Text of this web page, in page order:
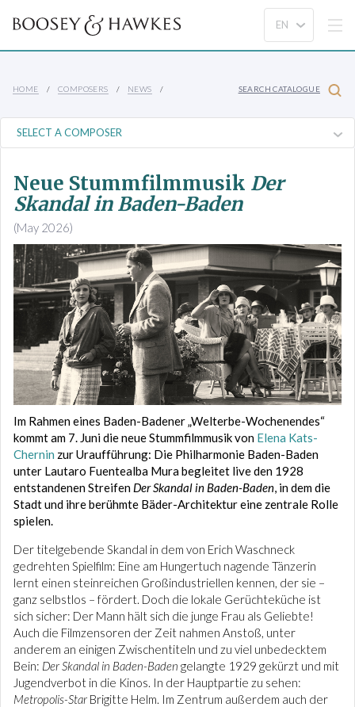
HOME COMPOSERS NEWS SEARCH CATALOGUE
Neue Stummfilmmusik Der
Skandal in Baden-Baden
(May 2026)
Im Rahmen eines Baden-Badener „Welterbe-Wochenendes“
kommt am 7. Juni die neue Stummfilmmusik von Elena Kats-
Chernin zur Uraufführung: Die Philharmonie Baden-Baden
unter Lautaro Fuentealba Mura begleitet live den 1928
entstandenen Streifen Der Skandal in Baden-Baden, in dem die
Stadt und ihre berühmte Bäder-Architektur eine zentrale Rolle
spielen.
Der titelgebende Skandal in dem von Erich Waschneck
gedrehten Spielfilm: Eine am Hungertuch nagende Tänzerin
lernt einen steinreichen Großindustriellen kennen, der sie –
ganz selbstlos – fördert. Doch die lokale Gerüchteküche ist
sich sicher: Der Mann hält sich die junge Frau als Geliebte!
Auch die Filmzensoren der Zeit nahmen Anstoß, unter
anderem an einigen Zwischentiteln und zu viel unbedecktem
Bein: Der Skandal in Baden-Baden gelangte 1929 gekürzt und mit
Jugendverbot in die Kinos. In der Hauptpartie zu sehen:
Metropolis-Star Brigitte Helm. Im Zentrum außerdem auch der